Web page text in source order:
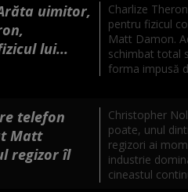
uimitor,
lui...
Charlize
pentru fizicul
Matt Damon.
schimbat total
forma impusă
telefon
Matt
regizor îl
Christopher
poate, unul
regizori ai
industrie
cineastul